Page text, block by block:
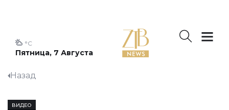
Пятница, 7 Августа
°C
Назад
ВИДЕО